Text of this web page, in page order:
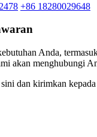
+86 18280029648
Anda,
akan menghubungi
dan kirimkan